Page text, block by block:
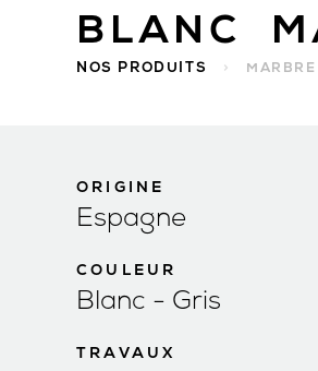
BLANC
NOS PRODUITS > MARBRE
ORIGINE
Espagne
COULEUR
Blanc - Gris
TRAVAUX